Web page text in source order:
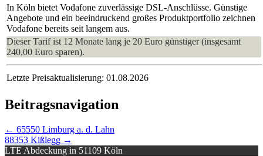
In Köln bietet Vodafone zuverlässige DSL-Anschlüsse. Günstige
Angebote und ein beeindruckend großes Produktportfolio zeichnen
Vodafone bereits seit langem aus.
Dieser Tarif ist 12 Monate lang je 20 Euro günstiger (insgesamt
240,00 Euro sparen).
Letzte Preisaktualisierung: 01.08.2026
Beitragsnavigation
← 65550 Limburg a. d. Lahn
88353 Kißlegg →
LTE Abdeckung in 51109 Köln